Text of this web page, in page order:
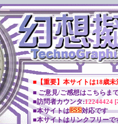
■【重要】本サイトは18歳
■ ご意見/ご感想はこちらま
■訪問者カウンタ:12244424
■本サイトは
対応です
■本サイトはリンクフリーで